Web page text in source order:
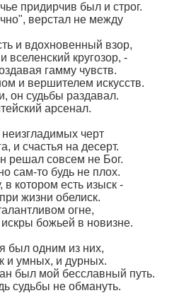
придирчив был и строг.
верстал не между
и вдохновенный взор,
вселенский кругозор, -
гамму чувств.
и вершителем искусств.
он судьбы раздавал.
арсенал.
черт
и счастья на десерт.
решал совсем не Бог.
сам-то будь не плох.
в котором есть изыск -
жизни обелиск.
огне,
божьей в новизне.
был одним из них,
и умных, и дурных.
был мой бесславный путь.
судьбы не обмануть.